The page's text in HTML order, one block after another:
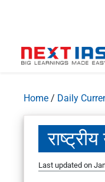
Home / Daily
Last updated on